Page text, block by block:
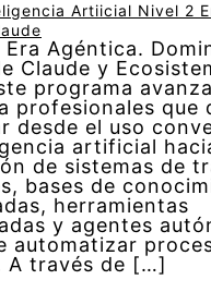
Artiicial Nivel 2
Era Agéntica.
Claude y
programa
profesionales que
desde el uso
artificial
de sistemas de
bases de
herramientas
y agentes
automatizar
A través de […]